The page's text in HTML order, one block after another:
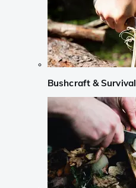
Bushcraft & Survival